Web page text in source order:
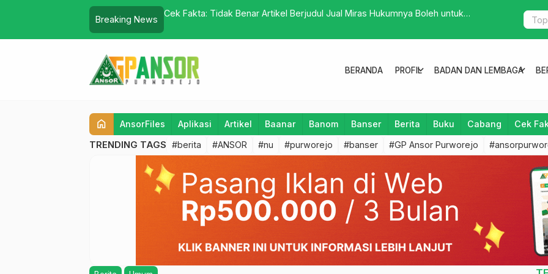
Breaking News
Cek Fakta: Tidak Benar Artikel Berjudul Jual Miras Hukumnya Boleh untuk
MWC NU
Ranting
BERANDA PROFIL
expand_more BADAN DAN LEMBAGA
expand_more
home AnsorFiles Aplikasi Artikel Baanar Banom Banser Berita Buku Cabang Cek
TRENDING TAGS #berita #ANSOR #nu #purworejo #banser #GP Ansor Purworejo